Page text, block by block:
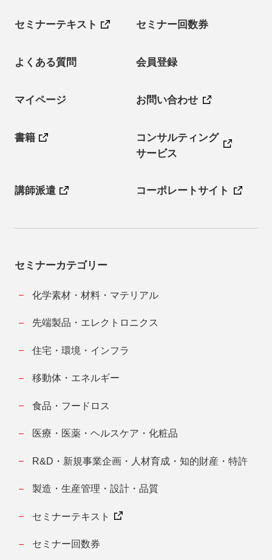
セミナーテキスト セミナー回数券
よくある質問 会員登録
マイページ お問い合わせ
書籍
コンサルティング
サービス
講師派遣 コーポレートサイト
セミナーカテゴリー
化学素材・材料・マテリアル
先端製品・エレクトロニクス
住宅・環境・インフラ
移動体・エネルギー
食品・フードロス
医療・医薬・ヘルスケア・化粧品
R&D・新規事業企画・人材育成・知的財産・特許
製造・生産管理・設計・品質
セミナーテキスト
セミナー回数券